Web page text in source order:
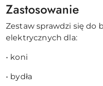
Zastosowanie
Zestaw sprawdzi się do
elektrycznych dla:
• koni
• bydła